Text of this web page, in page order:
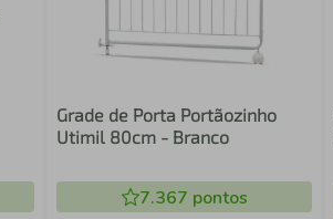
Grade de Porta Portãozinho
Utimil 80cm - Branco
7.367 pontos